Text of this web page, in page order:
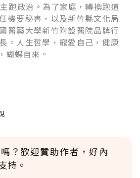
跑政治。為了家庭，轉換跑道
機要秘書，以及新竹縣文化局
醫藥大學新竹附設醫院品牌行
。人生哲學，寵愛自己，健康
蝴蝶自來。
？歡迎贊助作者，好內
持。